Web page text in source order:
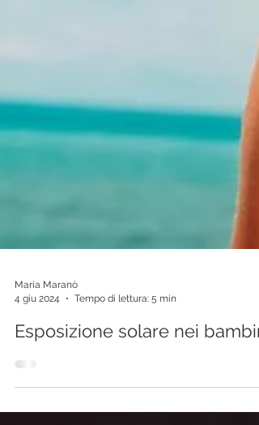
4 giu 2024
Tempo di lettura: 5 min
Esposizione solare nei